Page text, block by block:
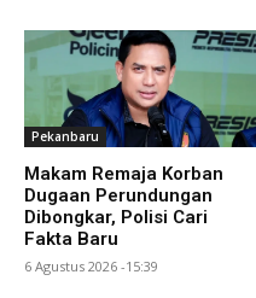
Pekanbaru
Makam Remaja Korban
Dugaan Perundungan
Dibongkar, Polisi Cari
Fakta Baru
6 Agustus 2026 -15:39